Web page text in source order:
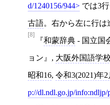
d/1240156/944 では3
古語。右から左に行は
[8]
和蒙辞典 - 国立国
ョン , 大阪外国語学
昭和16, 令和3(2021)年
p://dl.ndl.go.jp/info:ndljp/